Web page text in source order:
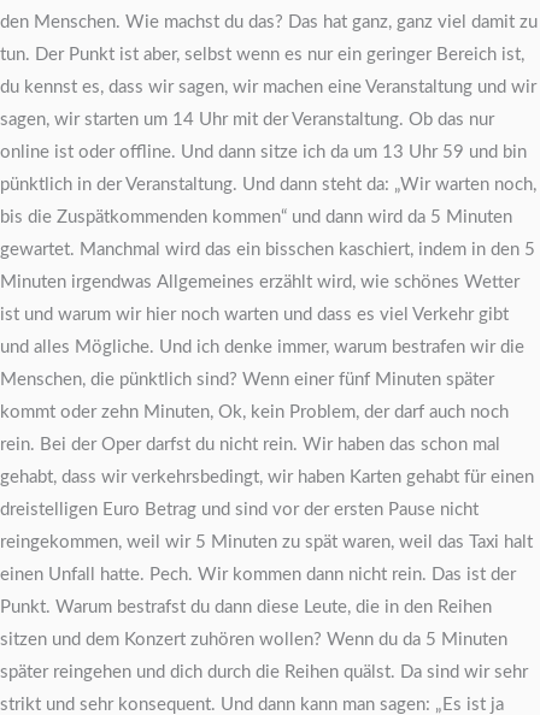
den Menschen. Wie machst du das? Das hat ganz, ganz viel damit zu
tun. Der Punkt ist aber, selbst wenn es nur ein geringer Bereich ist,
du kennst es, dass wir sagen, wir machen eine Veranstaltung und wir
sagen, wir starten um 14 Uhr mit der Veranstaltung. Ob das nur
online ist oder offline. Und dann sitze ich da um 13 Uhr 59 und bin
pünktlich in der Veranstaltung. Und dann steht da: „Wir warten noch,
bis die Zuspätkommenden kommen“ und dann wird da 5 Minuten
gewartet. Manchmal wird das ein bisschen kaschiert, indem in den 5
Minuten irgendwas Allgemeines erzählt wird, wie schönes Wetter
ist und warum wir hier noch warten und dass es viel Verkehr gibt
und alles Mögliche. Und ich denke immer, warum bestrafen wir die
Menschen, die pünktlich sind? Wenn einer fünf Minuten später
kommt oder zehn Minuten, Ok, kein Problem, der darf auch noch
rein. Bei der Oper darfst du nicht rein. Wir haben das schon mal
gehabt, dass wir verkehrsbedingt, wir haben Karten gehabt für einen
dreistelligen Euro Betrag und sind vor der ersten Pause nicht
reingekommen, weil wir 5 Minuten zu spät waren, weil das Taxi halt
einen Unfall hatte. Pech. Wir kommen dann nicht rein. Das ist der
Punkt. Warum bestrafst du dann diese Leute, die in den Reihen
sitzen und dem Konzert zuhören wollen? Wenn du da 5 Minuten
später reingehen und dich durch die Reihen quälst. Da sind wir sehr
strikt und sehr konsequent. Und dann kann man sagen: „Es ist ja